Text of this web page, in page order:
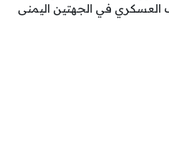
العسكري في الجهتين اليمنى